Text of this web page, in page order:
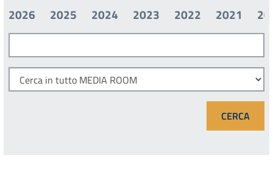
2026
2025 2024 2023 2022 2021